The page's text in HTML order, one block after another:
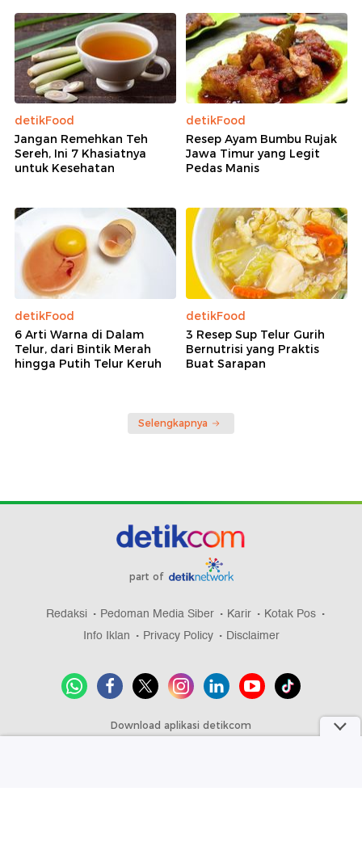
detikFood
Jangan Remehkan Teh
Sereh, Ini 7 Khasiatnya
untuk Kesehatan
detikFood
Resep Ayam Bumbu Rujak
Jawa Timur yang Legit
Pedas Manis
detikFood
6 Arti Warna di Dalam
Telur, dari Bintik Merah
hingga Putih Telur Keruh
detikFood
3 Resep Sup Telur Gurih
Bernutrisi yang Praktis
Buat Sarapan
Selengkapnya
part of
Redaksi Pedoman Media Siber Karir
Kotak Pos
Info Iklan
Privacy Policy Disclaimer
Download aplikasi detikcom